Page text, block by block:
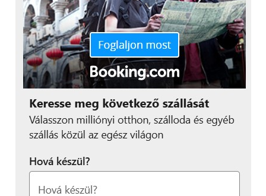
Az alsó rész legérdekesebb része a kiemelkedő
kerámiaborítás, amelyben a vezeték nélküli töltő
csatlakozója, illetve a pulzusmérő foglal helyet, ez
utóbbi egyébként egy igen látványos, zöld fénnyel
operáló LED-del végzi a mérést. Nem maradt ki az
Apple logó sem, de ez csak egy a sok felirat közül,
amely a kerámiaborítást veszi körbe. Itt találjuk a
sorozatszámot és a márka-, és típusnevet is. Nagyon
tetszik a szíj cserélésének technikája, hiszen a
körmünkkel elég benyomnunk egy aprócska
gombot, majd máris oldalra húzhatjuk a szíjat, amit
így egyszerűen változtathatunk az aktuális kedvünk
szerint.